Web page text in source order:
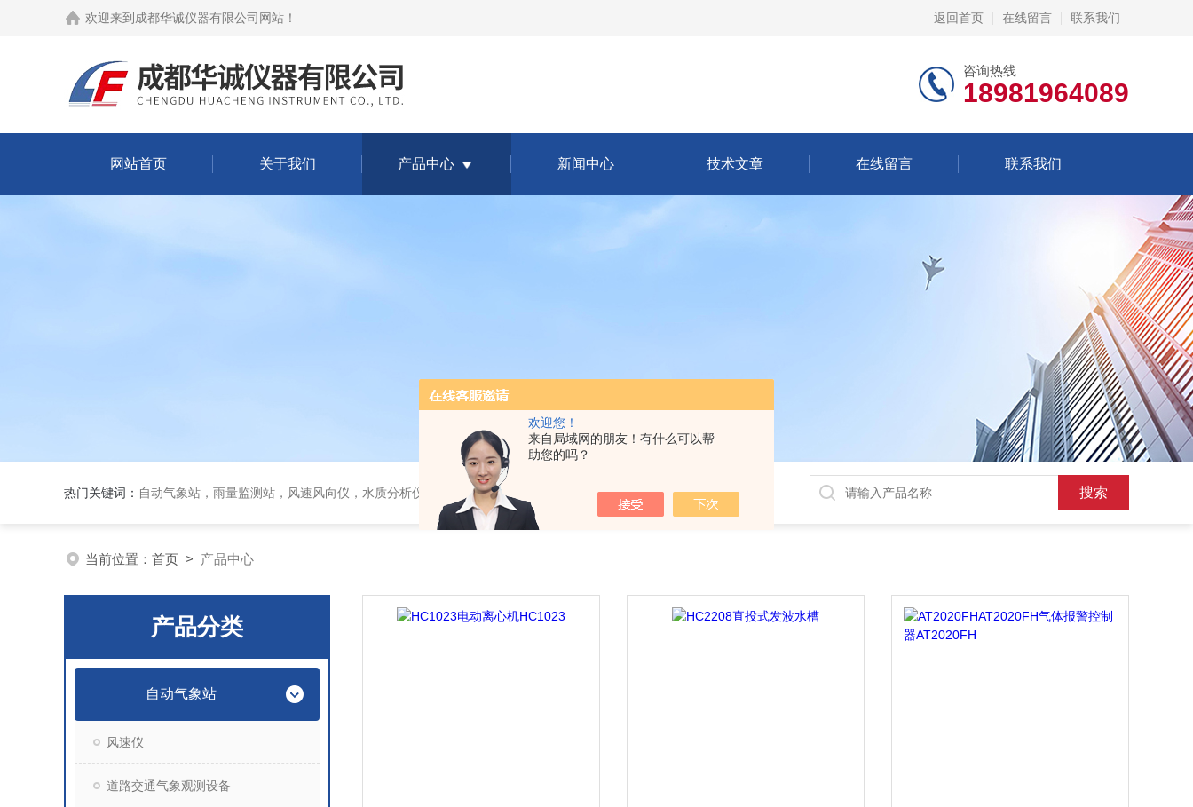
欢迎您！
来自局域网的朋友！有什么可以帮
助您的吗？
欢迎来到 成都华诚仪器有限公司网站 ！ 返回首页 在线留言 联系我们
咨询热线
18981964089
网站首页 关于我们 产品中心 新闻中心 技术文章 在线留言 联系我们
热门关键词： 自动气象站，雨量监测站，风速风向仪，水质分析仪，气体分析报警器，
当前位置： 首页 > 产品中心
产品分类
自动气象站
风速仪
道路交通气象观测设备